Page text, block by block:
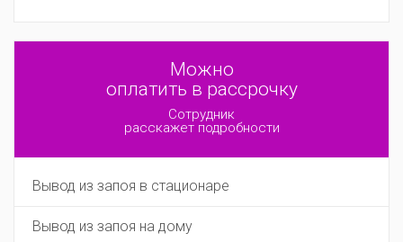
Можно
оплатить в рассрочку
Сотрудник
расскажет подробности
Вывод из запоя в стационаре
Вывод из запоя на дому